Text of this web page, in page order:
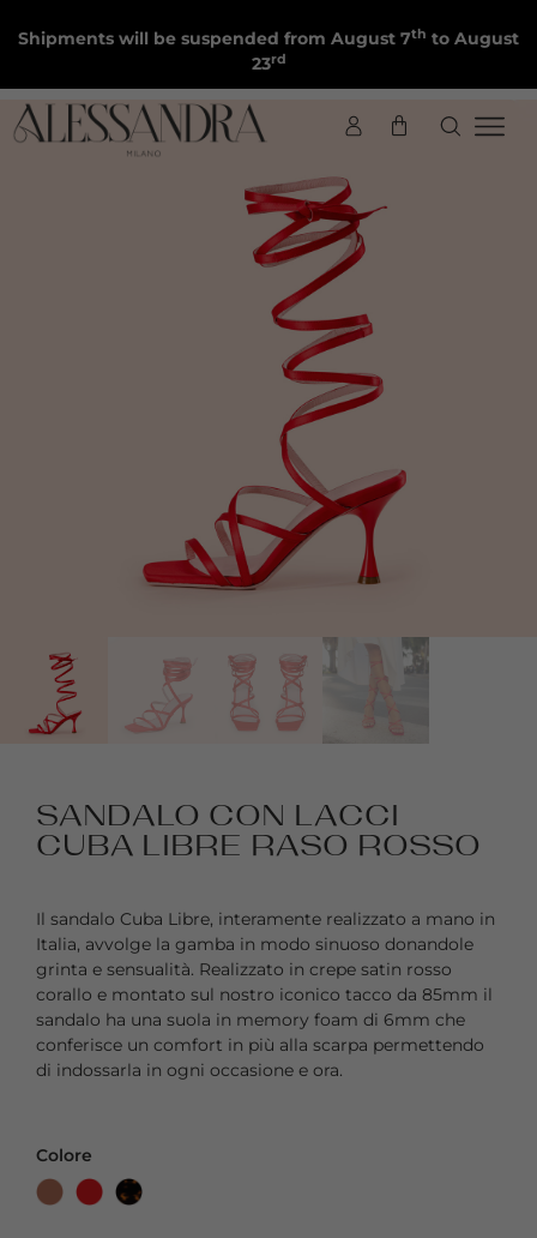
Shipments will be suspended from August 7th to August
23rd
SANDALO CON LACCI
CUBA LIBRE RASO ROSSO
Il sandalo Cuba Libre, interamente realizzato a mano in
Italia, avvolge la gamba in modo sinuoso donandole
grinta e sensualità. Realizzato in crepe satin rosso
corallo e montato sul nostro iconico tacco da 85mm il
sandalo ha una suola in memory foam di 6mm che
conferisce un comfort in più alla scarpa permettendo
di indossarla in ogni occasione e ora.
Colore